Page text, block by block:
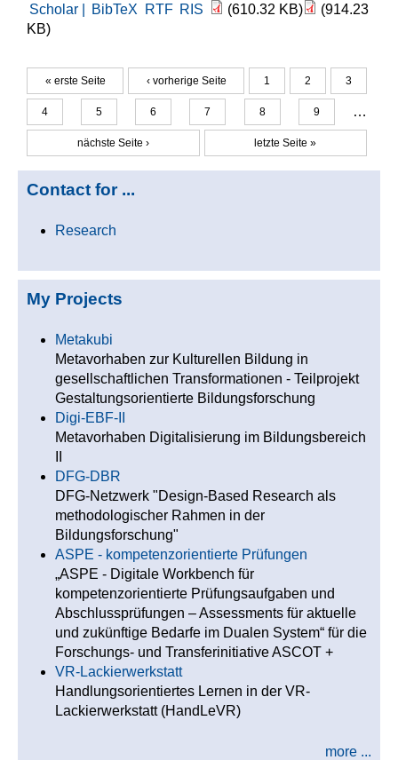
Scholar |
BibTeX RTF RIS (610.32 KB)
(914.23
KB)
Seiten
« erste Seite ‹ vorherige Seite 1 2 3
4 5 6 7 8 9 …
nächste Seite › letzte Seite »
Contact for ...
Research
My Projects
Metakubi
Metavorhaben zur Kulturellen Bildung in
gesellschaftlichen Transformationen - Teilprojekt
Gestaltungsorientierte Bildungsforschung
Digi-EBF-II
Metavorhaben Digitalisierung im Bildungsbereich
DFG-DBR
DFG-Netzwerk "Design-Based Research als
methodologischer Rahmen in der
Bildungsforschung"
ASPE - kompetenzorientierte Prüfungen
„ASPE - Digitale Workbench für
kompetenzorientierte Prüfungsaufgaben und
Abschlussprüfungen – Assessments für aktuelle
und zukünftige Bedarfe im Dualen System“ für die
Forschungs- und Transferinitiative ASCOT +
VR-Lackierwerkstatt
Handlungsorientiertes Lernen in der VR-
Lackierwerkstatt (HandLeVR)
more ...